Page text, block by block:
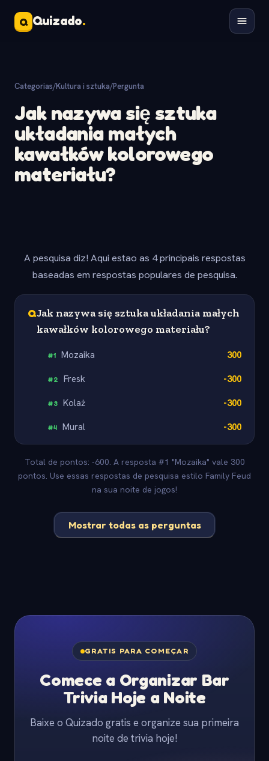
Q Quizado.
Categorias/Kultura i sztuka/Pergunta
Jak nazywa się sztuka
układania małych
kawałków kolorowego
materiału?
A pesquisa diz! Aqui estao as 4 principais respostas
baseadas em respostas populares de pesquisa.
QJak nazywa się sztuka układania małych
kawałków kolorowego materiału?
#1 Mozaika 300
#2 Fresk -300
#3 Kolaż -300
#4 Mural -300
Total de pontos: -600. A resposta #1 "Mozaika" vale 300
pontos. Use essas respostas de pesquisa estilo Family Feud
na sua noite de jogos!
Mostrar todas as perguntas
GRATIS PARA COMEÇAR
Comece a Organizar Bar
Trivia Hoje a Noite
Baixe o Quizado gratis e organize sua primeira
noite de trivia hoje!